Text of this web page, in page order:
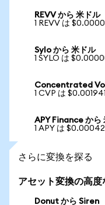
REVV から 米ドル
1 REVV は
Sylo から 米ドル
1 SYLO は
Concentrated
1 CVP は
APY Finance から
1 APY は
さらに変換を探る
アセット変換の高度
Donut から Siren